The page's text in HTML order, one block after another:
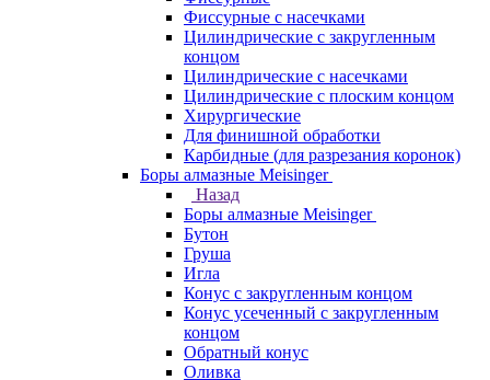
Фиссурные с насечками
Цилиндрические с закругленным
концом
Цилиндрические с насечками
Цилиндрические с плоским концом
Хирургические
Для финишной обработки
Карбидные (для разрезания коронок)
Боры алмазные Meisinger
Назад
Боры алмазные Meisinger
Бутон
Груша
Игла
Конус c закругленным концом
Конус усеченный c закругленным
концом
Обратный конус
Оливка